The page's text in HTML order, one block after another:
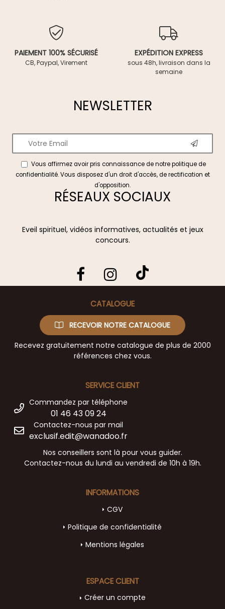
PAIEMENT 100% SÉCURISÉ
CB, Paypal, Virement
EXPÉDITION EXPRESS
sous 48h, livraison dans la
semaine
NEWSLETTER
Vous affirmez avoir pris connaissance de notrepolitique de
confidentialité. Vous disposez d'un droit d'accès, de rectification et
d'opposition.
RÉSEAUX SOCIAUX
Eveil spirituel, vidéos informatives, actualités et jeux
concours.
CATALOGUE
RECEVOIR NOTRE CATALOGUE
Recevez gratuitement notre catalogue de plus de 2000
références chez vous.
SERVICE CLIENT
Commandez par téléphone
01 46 43 09 24
Contactez-nous par mail
exclusif.edit@wanadoo.fr
Nos conseillers sont là pour vous guider.
Contactez-nous du lundi au vendredi de 10h à 19h.
INFORMATIONS
CGV
Politique de confidentialité
Mentions légales
ESPACE CLIENT
Créer un compte